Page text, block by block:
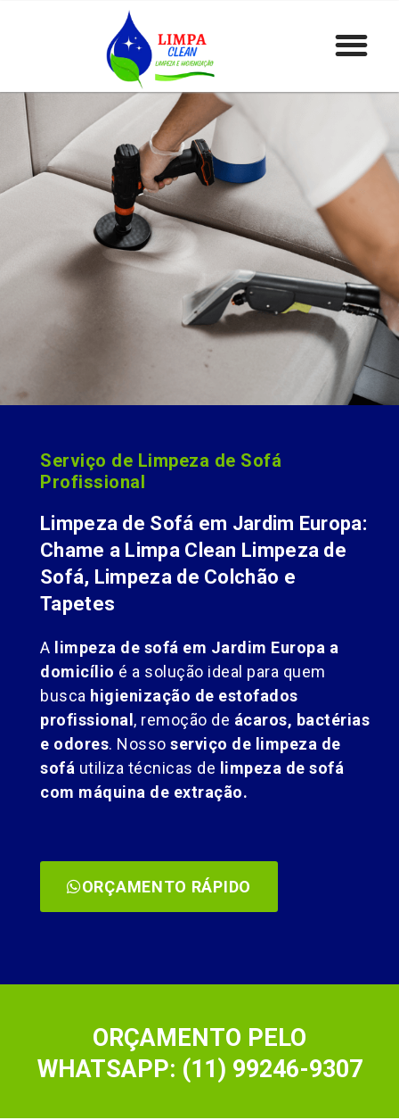
Serviço de Limpeza de Sofá
Profissional
Limpeza de Sofá em Jardim Europa:
Chame a Limpa Clean Limpeza de
Sofá, Limpeza de Colchão e
Tapetes
A limpeza de sofá em Jardim Europa a
domicílio é a solução ideal para quem
busca higienização de estofados
profissional, remoção de ácaros, bactérias
e odores. Nosso serviço de limpeza de
sofá utiliza técnicas de limpeza de sofá
com máquina de extração.
ORÇAMENTO RÁPIDO
ORÇAMENTO PELO
WHATSAPP: (11) 99246-9307